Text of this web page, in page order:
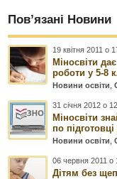
Пов’язані Новини
19 квітня 2011 о
Міносвіти
роботи у 5-8
Новини освіти ,
31 січня 2012 о
Міносвіти
по
Новини освіти ,
06 червня 2011 о
Дітям без